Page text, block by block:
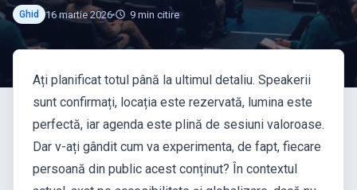
Ghid 16 martie 2026 9 min citire
Ați planificat totul până la ultimul detaliu. Speakerii
sunt confirmați, locația este rezervată, lumina este
perfectă, iar agenda este plină de sesiuni valoroase.
Dar v-ați gândit cum va experimenta, de fapt, fiecare
persoană din public acest conținut? În contextul